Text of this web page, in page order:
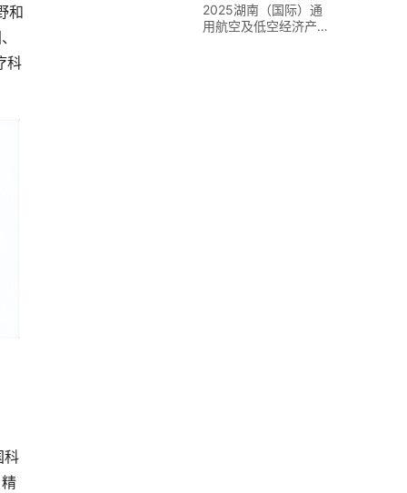
和
科
科
2025湖南（国际）通
用航空及低空经济产业